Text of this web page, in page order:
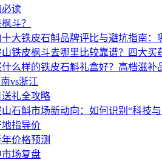
读
斗？
十大铁皮石斛品牌评比与避坑指南：
铁皮枫斗去哪里比较靠谱？四大买
么样的铁皮石斛礼盒好？高档滋补
vs浙江
送礼全攻略
山石斛市场新动向：如何识别“科技与
地指导价
年价格预测
市场复盘